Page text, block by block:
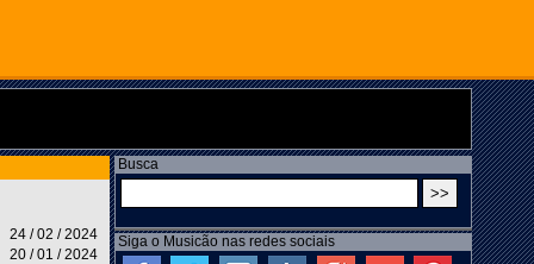
24 / 02 / 2024
20 / 01 / 2024
Busca
Siga o Musicão nas redes sociais